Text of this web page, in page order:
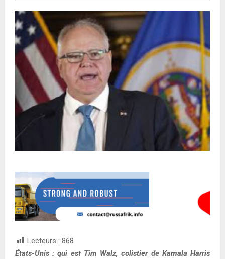
Lecteurs : 868
États-Unis : qui est Tim Walz, colistier de Kamala Harris